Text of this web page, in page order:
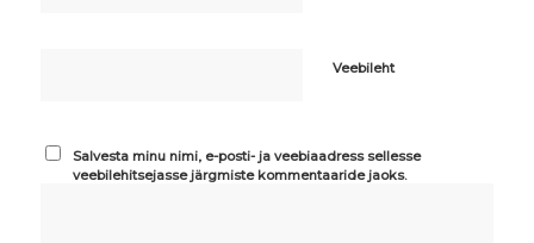
Veebileht
Salvesta minu nimi, e-posti- ja veebiaadress sellesse
veebilehitsejasse järgmiste kommentaaride jaoks.